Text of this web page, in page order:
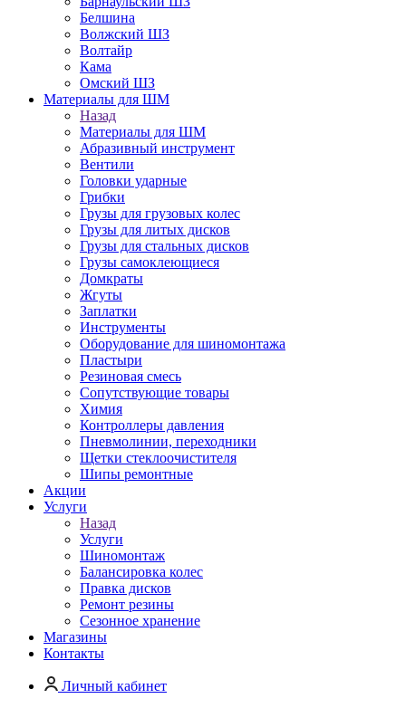
Белшина
Волжский ШЗ
Волтайр
Кама
Омский ШЗ
Материалы для ШМ
Назад
Материалы для ШМ
Абразивный инструмент
Вентили
Головки ударные
Грибки
Грузы для грузовых колес
Грузы для литых дисков
Грузы для стальных дисков
Грузы самоклеющиеся
Домкраты
Жгуты
Заплатки
Инструменты
Оборудование для шиномонтажа
Пластыри
Резиновая смесь
Сопутствующие товары
Химия
Контроллеры давления
Пневмолинии, переходники
Щетки стеклоочистителя
Шипы ремонтные
Акции
Услуги
Назад
Услуги
Шиномонтаж
Балансировка колес
Правка дисков
Ремонт резины
Сезонное хранение
Магазины
Контакты
Личный кабинет